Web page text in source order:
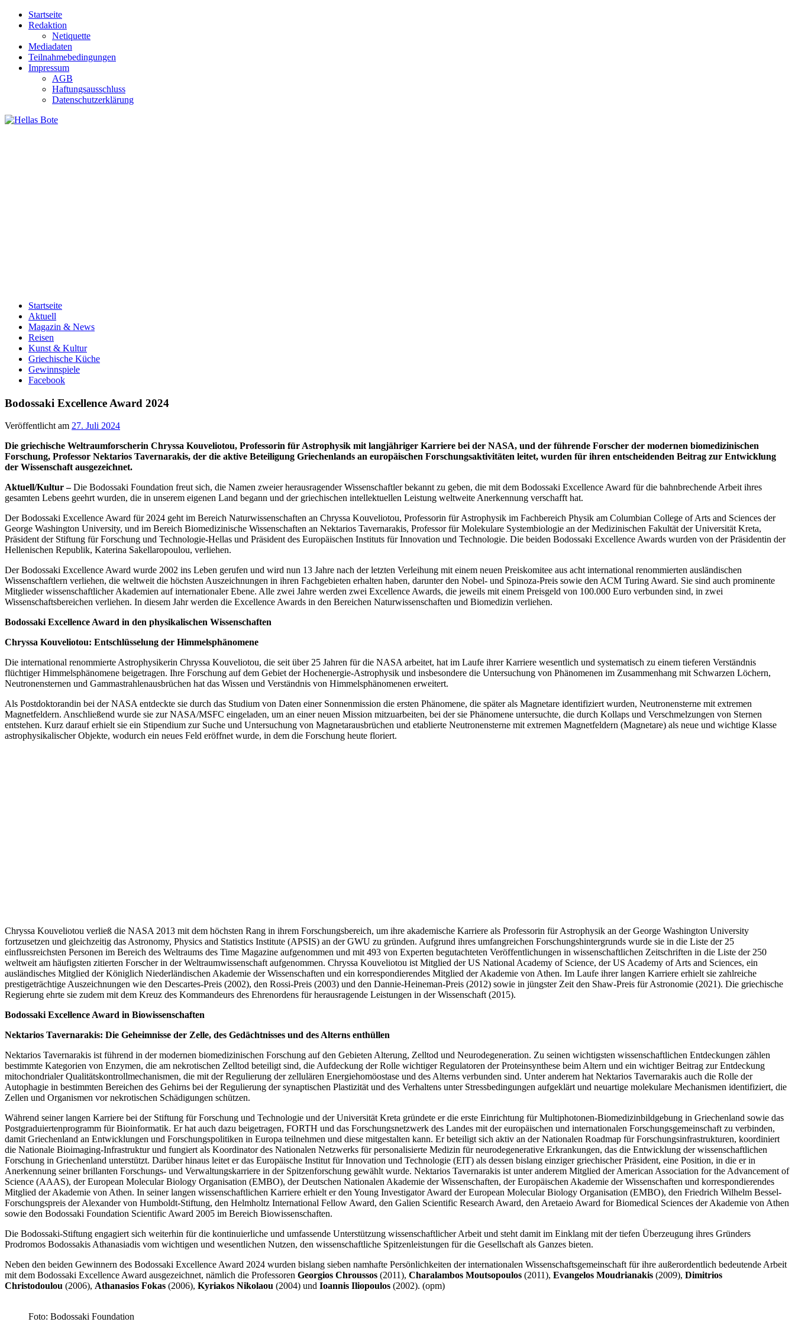
Zum
Inhalt
Startseite
Redaktion
Netiquette
Mediadaten
Teilnahmebedingungen
Impressum
AGB
Haftungsausschluss
Datenschutzerklärung
Startseite
Aktuell
Magazin & News
Reisen
Kunst & Kultur
Griechische Küche
Gewinnspiele
Facebook
Bodossaki Excellence Award 2024
Veröffentlicht am 27. Juli 2024
Die griechische Weltraumforscherin Chryssa Kouveliotou, Professorin für Astrophysik mit langjähriger Karriere bei der NASA, und der führende Forscher der modernen biomedizinischen
Forschung, Professor Nektarios Tavernarakis, der die aktive Beteiligung Griechenlands an europäischen Forschungsaktivitäten leitet, wurden für ihren entscheidenden Beitrag zur Entwicklung
der Wissenschaft ausgezeichnet.
Aktuell/Kultur –Die Bodossaki Foundation freut sich, die Namen zweier herausragender Wissenschaftler bekannt zu geben, die mit dem Bodossaki Excellence Award für die bahnbrechende Arbeit ihres
gesamten Lebens geehrt wurden, die in unserem eigenen Land begann und der griechischen intellektuellen Leistung weltweite Anerkennung verschafft hat.
Der Bodossaki Excellence Award für 2024 geht im Bereich Naturwissenschaften an Chryssa Kouveliotou, Professorin für Astrophysik im Fachbereich Physik am Columbian College of Arts and Sciences der
George Washington University, und im Bereich Biomedizinische Wissenschaften an Nektarios Tavernarakis, Professor für Molekulare Systembiologie an der Medizinischen Fakultät der Universität Kreta,
Präsident der Stiftung für Forschung und Technologie-Hellas und Präsident des Europäischen Instituts für Innovation und Technologie. Die beiden Bodossaki Excellence Awards wurden von der Präsidentin der
Hellenischen Republik, Katerina Sakellaropoulou, verliehen.
Der Bodossaki Excellence Award wurde 2002 ins Leben gerufen und wird nun 13 Jahre nach der letzten Verleihung mit einem neuen Preiskomitee aus acht international renommierten ausländischen
Wissenschaftlern verliehen, die weltweit die höchsten Auszeichnungen in ihren Fachgebieten erhalten haben, darunter den Nobel- und Spinoza-Preis sowie den ACM Turing Award. Sie sind auch prominente
Mitglieder wissenschaftlicher Akademien auf internationaler Ebene. Alle zwei Jahre werden zwei Excellence Awards, die jeweils mit einem Preisgeld von 100.000 Euro verbunden sind, in zwei
Wissenschaftsbereichen verliehen. In diesem Jahr werden die Excellence Awards in den Bereichen Naturwissenschaften und Biomedizin verliehen.
Bodossaki Excellence Award in den physikalischen Wissenschaften
Chryssa Kouveliotou: Entschlüsselung der Himmelsphänomene
Die international renommierte Astrophysikerin Chryssa Kouveliotou, die seit über 25 Jahren für die NASA arbeitet, hat im Laufe ihrer Karriere wesentlich und systematisch zu einem tieferen Verständnis
flüchtiger Himmelsphänomene beigetragen. Ihre Forschung auf dem Gebiet der Hochenergie-Astrophysik und insbesondere die Untersuchung von Phänomenen im Zusammenhang mit Schwarzen Löchern,
Neutronensternen und Gammastrahlenausbrüchen hat das Wissen und Verständnis von Himmelsphänomenen erweitert.
Als Postdoktorandin bei der NASA entdeckte sie durch das Studium von Daten einer Sonnenmission die ersten Phänomene, die später als Magnetare identifiziert wurden, Neutronensterne mit extremen
Magnetfeldern. Anschließend wurde sie zur NASA/MSFC eingeladen, um an einer neuen Mission mitzuarbeiten, bei der sie Phänomene untersuchte, die durch Kollaps und Verschmelzungen von Sternen
entstehen. Kurz darauf erhielt sie ein Stipendium zur Suche und Untersuchung von Magnetarausbrüchen und etablierte Neutronensterne mit extremen Magnetfeldern (Magnetare) als neue und wichtige Klasse
astrophysikalischer Objekte, wodurch ein neues Feld eröffnet wurde, in dem die Forschung heute floriert.
Chryssa Kouveliotou verließ die NASA 2013 mit dem höchsten Rang in ihrem Forschungsbereich, um ihre akademische Karriere als Professorin für Astrophysik an der George Washington University
fortzusetzen und gleichzeitig das Astronomy, Physics and Statistics Institute (APSIS) an der GWU zu gründen. Aufgrund ihres umfangreichen Forschungshintergrunds wurde sie in die Liste der 25
einflussreichsten Personen im Bereich des Weltraums des Time Magazine aufgenommen und mit 493 von Experten begutachteten Veröffentlichungen in wissenschaftlichen Zeitschriften in die Liste der 250
weltweit am häufigsten zitierten Forscher in der Weltraumwissenschaft aufgenommen. Chryssa Kouveliotou ist Mitglied der US National Academy of Science, der US Academy of Arts and Sciences, ein
ausländisches Mitglied der Königlich Niederländischen Akademie der Wissenschaften und ein korrespondierendes Mitglied der Akademie von Athen. Im Laufe ihrer langen Karriere erhielt sie zahlreiche
prestigeträchtige Auszeichnungen wie den Descartes-Preis (2002), den Rossi-Preis (2003) und den Dannie-Heineman-Preis (2012) sowie in jüngster Zeit den Shaw-Preis für Astronomie (2021). Die griechische
Regierung ehrte sie zudem mit dem Kreuz des Kommandeurs des Ehrenordens für herausragende Leistungen in der Wissenschaft (2015).
Bodossaki Excellence Award in Biowissenschaften
Nektarios Tavernarakis: Die Geheimnisse der Zelle, des Gedächtnisses und des Alterns enthüllen
Nektarios Tavernarakis ist führend in der modernen biomedizinischen Forschung auf den Gebieten Alterung, Zelltod und Neurodegeneration. Zu seinen wichtigsten wissenschaftlichen Entdeckungen zählen
bestimmte Kategorien von Enzymen, die am nekrotischen Zelltod beteiligt sind, die Aufdeckung der Rolle wichtiger Regulatoren der Proteinsynthese beim Altern und ein wichtiger Beitrag zur Entdeckung
mitochondrialer Qualitätskontrollmechanismen, die mit der Regulierung der zellulären Energiehomöostase und des Alterns verbunden sind. Unter anderem hat Nektarios Tavernarakis auch die Rolle der
Autophagie in bestimmten Bereichen des Gehirns bei der Regulierung der synaptischen Plastizität und des Verhaltens unter Stressbedingungen aufgeklärt und neuartige molekulare Mechanismen identifiziert, die
Zellen und Organismen vor nekrotischen Schädigungen schützen.
Während seiner langen Karriere bei der Stiftung für Forschung und Technologie und der Universität Kreta gründete er die erste Einrichtung für Multiphotonen-Biomedizinbildgebung in Griechenland sowie das
Postgraduiertenprogramm für Bioinformatik. Er hat auch dazu beigetragen, FORTH und das Forschungsnetzwerk des Landes mit der europäischen und internationalen Forschungsgemeinschaft zu verbinden,
damit Griechenland an Entwicklungen und Forschungspolitiken in Europa teilnehmen und diese mitgestalten kann. Er beteiligt sich aktiv an der Nationalen Roadmap für Forschungsinfrastrukturen, koordiniert
die Nationale Bioimaging-Infrastruktur und fungiert als Koordinator des Nationalen Netzwerks für personalisierte Medizin für neurodegenerative Erkrankungen, das die Entwicklung der wissenschaftlichen
Forschung in Griechenland unterstützt. Darüber hinaus leitet er das Europäische Institut für Innovation und Technologie (EIT) als dessen bislang einziger griechischer Präsident, eine Position, in die er in
Anerkennung seiner brillanten Forschungs- und Verwaltungskarriere in der Spitzenforschung gewählt wurde. Nektarios Tavernarakis ist unter anderem Mitglied der American Association for the Advancement of
Science (AAAS), der European Molecular Biology Organisation (EMBO), der Deutschen Nationalen Akademie der Wissenschaften, der Europäischen Akademie der Wissenschaften und korrespondierendes
Mitglied der Akademie von Athen. In seiner langen wissenschaftlichen Karriere erhielt er den Young Investigator Award der European Molecular Biology Organisation (EMBO), den Friedrich Wilhelm Bessel-
Forschungspreis der Alexander von Humboldt-Stiftung, den Helmholtz International Fellow Award, den Galien Scientific Research Award, den Aretaeio Award for Biomedical Sciences der Akademie von Athen
sowie den Bodossaki Foundation Scientific Award 2005 im Bereich Biowissenschaften.
Die Bodossaki-Stiftung engagiert sich weiterhin für die kontinuierliche und umfassende Unterstützung wissenschaftlicher Arbeit und steht damit im Einklang mit der tiefen Überzeugung ihres Gründers
Prodromos Bodossakis Athanasiadis vom wichtigen und wesentlichen Nutzen, den wissenschaftliche Spitzenleistungen für die Gesellschaft als Ganzes bieten.
Neben den beiden Gewinnern des Bodossaki Excellence Award 2024 wurden bislang sieben namhafte Persönlichkeiten der internationalen Wissenschaftsgemeinschaft für ihre außerordentlich bedeutende Arbeit
mit dem Bodossaki Excellence Award ausgezeichnet, nämlich die Professoren Georgios Chroussos (2011), Charalambos Moutsopoulos (2011), Evangelos Moudrianakis (2009), Dimitrios
Christodoulou (2006), Athanasios Fokas (2006), Kyriakos Nikolaou (2004) und Ioannis Iliopoulos (2002). (opm)
Foto: Bodossaki Foundation